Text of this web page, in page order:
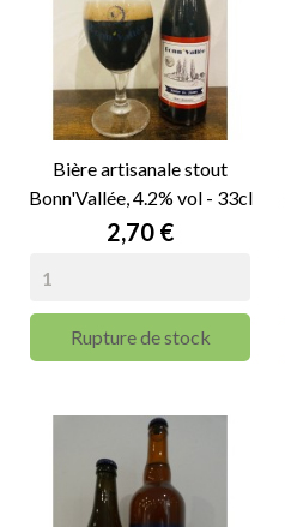
Bière artisanale stout
Bonn'Vallée, 4.2% vol - 33cl
Prix
2,70 €
Rupture de stock